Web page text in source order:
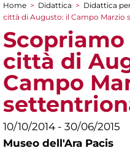
Tu sei qui
Home > Didattica > Didattica
città di Augusto: il Campo Marzio
città di
Campo
10/10/2014 - 30/06/2015
Museo dell'Ara Pacis